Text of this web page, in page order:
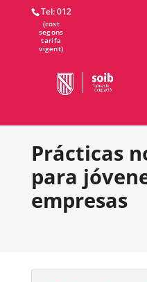
Tel: 012
Prácticas
para
empresas